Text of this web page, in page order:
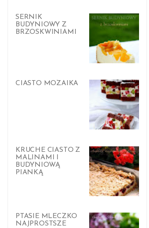
SERNIK
BUDYNIOWY Z
BRZOSKWINIAMI
CIASTO MOZAIKA
KRUCHE CIASTO Z
MALINAMI I
BUDYNIOWĄ
PIANKĄ
PTASIE MLECZKO
NAJPROSTSZE